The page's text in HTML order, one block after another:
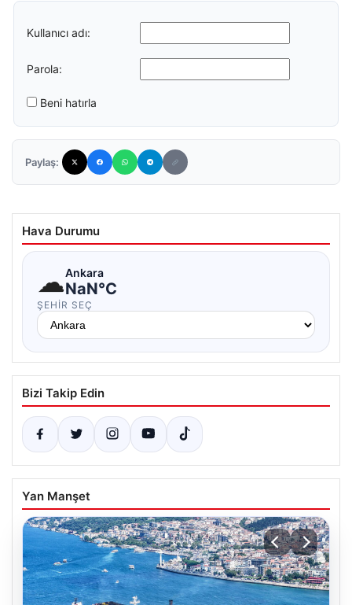
Kullanıcı adı:
Parola:
Beni hatırla
Paylaş:
Hava Durumu
☁Ankara
NaN°C
ŞEHIR SEÇ
Bizi Takip Edin
Yan Manşet